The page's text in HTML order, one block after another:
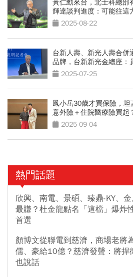
黃仁勳來台，北士科總部
輝達談判進度：可能往這
2025-08-22
台新人壽、新光人壽合併
品牌，台新新光金總座：
2025-07-25
鳳小岳30歲才買保險，
意外險＋住院醫療險買起
2025-09-04
熱門話題
欣興、南電、景碩、臻鼎-KY、
最賺？杜金龍點名「這檔」爆炸
首選
顏博文從聯電到慈濟，商場老將
儒、豪給10億？慈濟發聲：將捍
也說話